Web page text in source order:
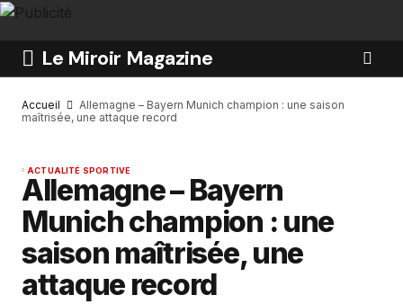
Le Miroir Magazine
Accueil
Allemagne – Bayern Munich champion : une saison
maîtrisée, une attaque record
ACTUALITÉ SPORTIVE
Allemagne – Bayern
Munich champion : une
saison maîtrisée, une
attaque record